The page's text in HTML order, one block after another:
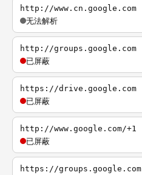
http://www.cn.google.com
无法解析
http://groups.google.com
已屏蔽
https://drive.google.com
已屏蔽
http://www.google.com/+1
已屏蔽
https://groups.google.com